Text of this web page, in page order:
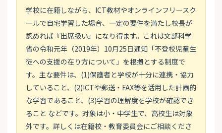
学校に在籍しながら、ICT教材やオンラインフリースク
ールで自宅学習した場合、一定の要件を満たし校長が
認めれば『出席扱い』になり得ます。これは文部科学
省の令和元年（2019年）10月25日通知「不登校児童生
徒への支援の在り方について」を根拠とする制度で
す。主な要件は、(1)保護者と学校が十分に連携・協力
していること、(2)ICTや郵送・FAX等を活用した計画的
な学習であること、(3)学習の理解度を学校が確認でき
ること などです。対象は小・中学生で、高校生は対象
外です。詳しくは在籍校・教育委員会にご相談くださ